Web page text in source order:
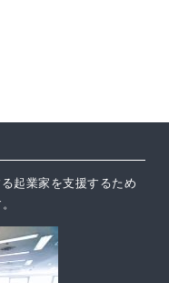
起業家を支援するため